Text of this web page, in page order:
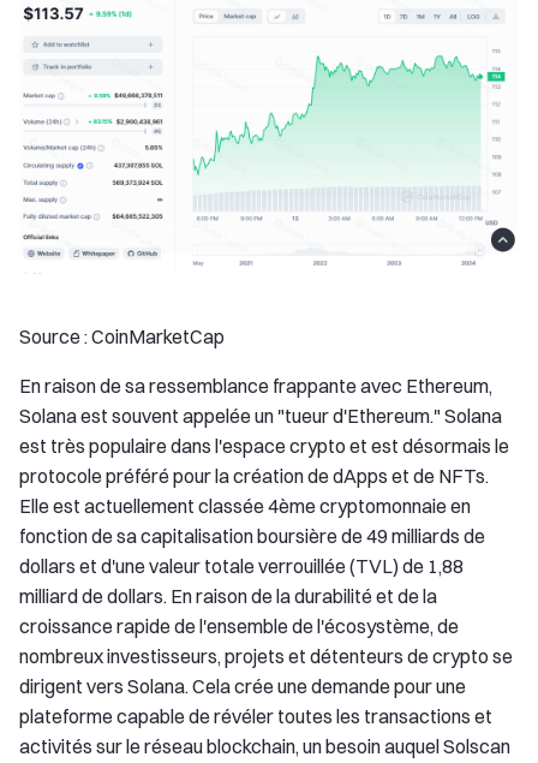
Source : CoinMarketCap
En raison de sa ressemblance frappante avec Ethereum,
Solana est souvent appelée un "tueur d'Ethereum." Solana
est très populaire dans l'espace crypto et est désormais le
protocole préféré pour la création de dApps et de NFTs.
Elle est actuellement classée 4ème cryptomonnaie en
fonction de sa capitalisation boursière de 49 milliards de
dollars et d'une valeur totale verrouillée (TVL) de 1,88
milliard de dollars. En raison de la durabilité et de la
croissance rapide de l'ensemble de l'écosystème, de
nombreux investisseurs, projets et détenteurs de crypto se
dirigent vers Solana. Cela crée une demande pour une
plateforme capable de révéler toutes les transactions et
activités sur le réseau blockchain, un besoin auquel Solscan